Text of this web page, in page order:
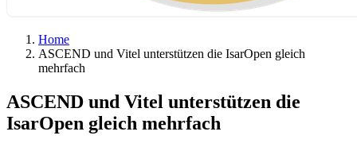
Home
ASCEND und Vitel un­ter­stüt­zen die IsarOpen gleich
mehrfach
ASCEND und Vitel un­ter­stüt­zen die
IsarOpen gleich mehrfach